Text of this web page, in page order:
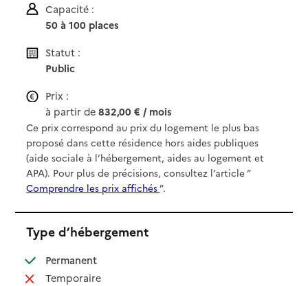
Capacité :
50 à 100 places
Statut :
Public
Prix :
à partir de832,00 € / mois
Ce prix correspond au prix du logement le plus bas
proposé dans cette résidence hors aides publiques
(aide sociale à l’hébergement, aides au logement et
APA). Pour plus de précisions, consultez l’article “
Comprendre les prix affichés”.
Type d’hébergement
Permanent: disponible
Temporaire: non disponible